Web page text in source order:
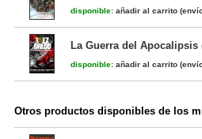
disponible: añadir al carrito
La Guerra del
disponible: añadir al carrito
Otros productos disponibles de los